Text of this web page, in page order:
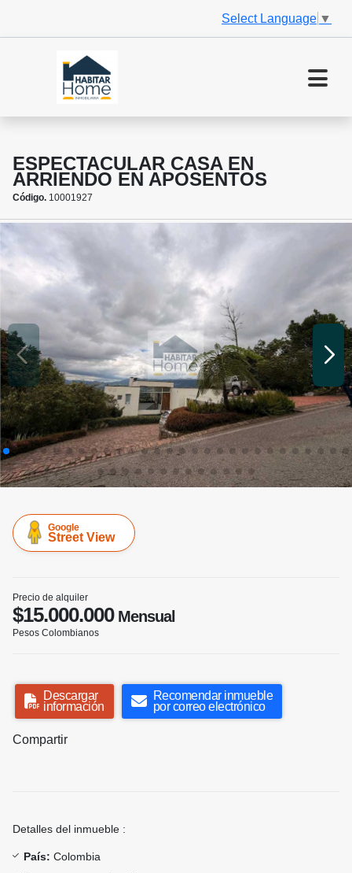
Select Language ▼
ESPECTACULAR CASA EN
ARRIENDO EN APOSENTOS
Código. 10001927
Google
Street View
Precio de alquiler
$15.000.000Mensual
Pesos Colombianos
Descargar
información
Recomendar inmueble
por correo electrónico
Compartir
Detalles del inmueble :
País: Colombia